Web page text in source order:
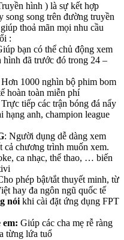
hình ) là sự kết hợp
song song trên đường truyền
thoả mãn mọi nhu cầu
:
bạn có thể chủ động xem
hình đã trước đó trong 24 –
Hơn 1000 nghìn bộ phim bom
hoàn toàn miễn phí
Trực tiếp các trận bóng đá nẩy
hạng anh, champion league
: Người dụng dễ dàng xem
cả chương trình muốn xem.
ca nhạc, thể thao, … biến
phép bật/tắt thuyết minh, từ
hay đa ngôn ngũ quốc tế
nói khi cài đặt ứng dụng FPT
em: Giúp các cha mẹ rễ ràng
từng lứa tuổ